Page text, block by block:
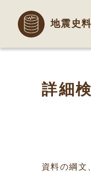
地震史
詳細
資料の綱文